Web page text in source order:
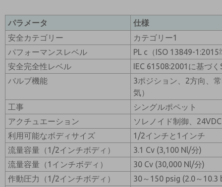
パラメータ
仕様
安全カテゴリー
カテゴリー1
パフォーマンスレベル
PL c（ISO 13849-1:2015
安全完全性レベル
IEC 61508:2001に基づく
バルブ機能
3ポジション、2方向、
気）
工事
シングルポペット
アクチュエーション
ソレノイド制御、24VDC
利用可能なボディサイズ
1/2インチと1インチ
流量容量（1/2インチボディ）
3.1 Cv (3,100 Nl/分)
流量容量（1インチボディ）
30 Cv (30,000 Nl/分)
作動圧力（1/2インチボディ）
30～150 psig (2.0～10.3